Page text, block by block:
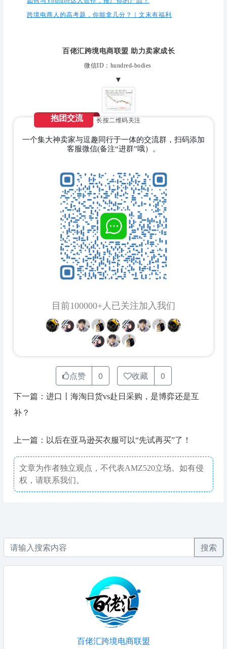
跨境电商人的高考题，你能拿几分？｜文末有福利
百佬汇跨境电商联盟 助力卖家成长
微信ID：hundred-bodies
▼
长按二维码关注
抱团交流
一个集大神卖家与逗趣同行于一体的交流群，扫码添加
客服微信(备注“进群”哦）。
目前100000+人已关注加入我们
点赞 0 收藏 0
下一篇：进口丨海淘日货vs赴日采购，是博弈还是互
补？
上一篇：以后在亚马逊买衣服可以“先试再买”了！
文章为作者独立观点，不代表AMZ520立场。如有侵
权，请联系我们。
搜索
百佬汇跨境电商联盟